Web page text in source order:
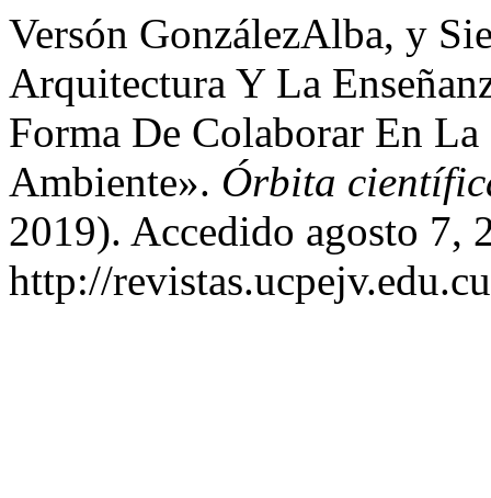
Versón GonzálezAlba, y
Arquitectura Y La
Forma De Colaborar En
Ambiente». Órbita
2019). Accedido agosto 7,
http://